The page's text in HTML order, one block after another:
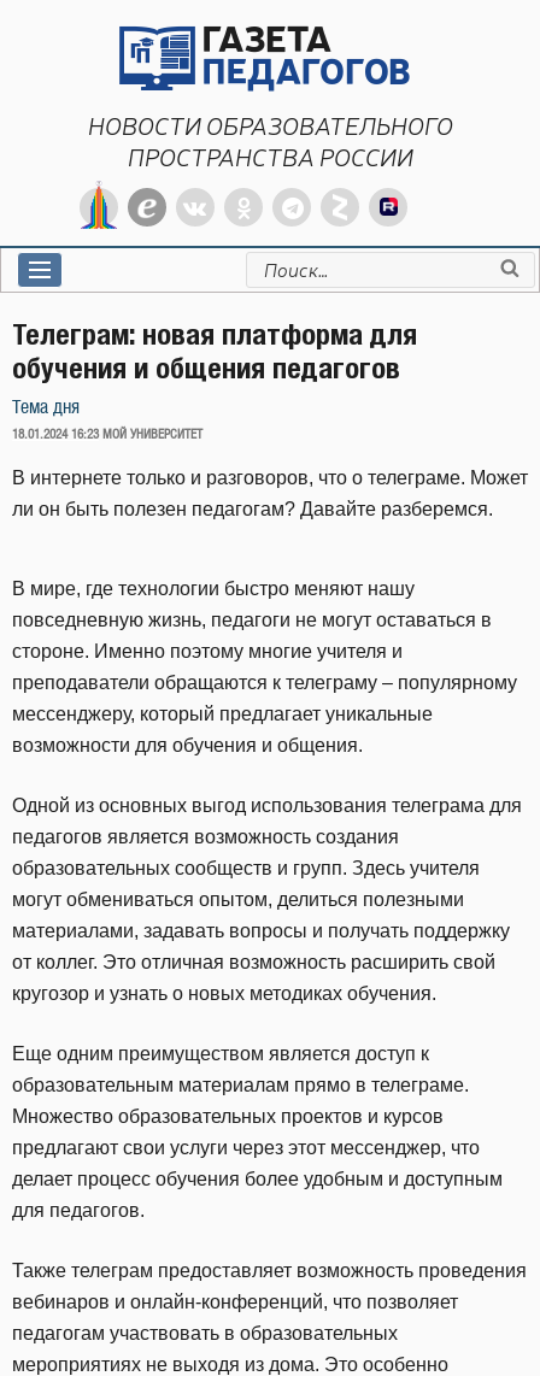
НОВОСТИ ОБРАЗОВАТЕЛЬНОГО
ПРОСТРАНСТВА РОССИИ
Искать:
Телеграм: новая платформа для
обучения и общения педагогов
Тема дня
ОПУБЛИКОВАНО
18.01.2024 16:23 МОЙ УНИВЕРСИТЕТ
В интернете только и разговоров, что о телеграме. Может
ли он быть полезен педагогам? Давайте разберемся.
В мире, где технологии быстро меняют нашу
повседневную жизнь, педагоги не могут оставаться в
стороне. Именно поэтому многие учителя и
преподаватели обращаются к телеграму – популярному
мессенджеру, который предлагает уникальные
возможности для обучения и общения.
Одной из основных выгод использования телеграма для
педагогов является возможность создания
образовательных сообществ и групп. Здесь учителя
могут обмениваться опытом, делиться полезными
материалами, задавать вопросы и получать поддержку
от коллег. Это отличная возможность расширить свой
кругозор и узнать о новых методиках обучения.
Еще одним преимуществом является доступ к
образовательным материалам прямо в телеграме.
Множество образовательных проектов и курсов
предлагают свои услуги через этот мессенджер, что
делает процесс обучения более удобным и доступным
для педагогов.
Также телеграм предоставляет возможность проведения
вебинаров и онлайн-конференций, что позволяет
педагогам участвовать в образовательных
мероприятиях не выходя из дома. Это особенно